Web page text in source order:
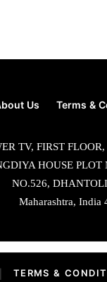
Us Terms &
TV, FIRST
HOUSE PLOT
NO.526,
Maharashtra, India
TERMS &